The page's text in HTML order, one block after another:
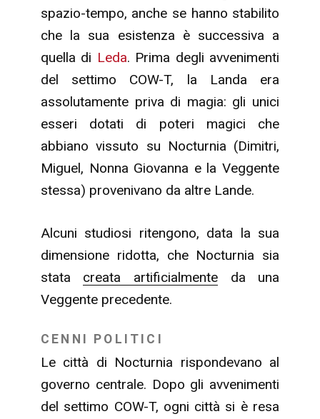
spazio-tempo, anche se hanno stabilito
che la sua esistenza è successiva a
quella di Leda. Prima degli avvenimenti
del settimo COW-T, la Landa era
assolutamente priva di magia: gli unici
esseri dotati di poteri magici che
abbiano vissuto su Nocturnia (Dimitri,
Miguel, Nonna Giovanna e la Veggente
stessa) provenivano da altre Lande.
Alcuni studiosi ritengono, data la sua
dimensione ridotta, che Nocturnia sia
stata creata artificialmente da una
Veggente precedente.
CENNI POLITICI
Le città di Nocturnia rispondevano al
governo centrale. Dopo gli avvenimenti
del settimo COW-T, ogni città si è resa